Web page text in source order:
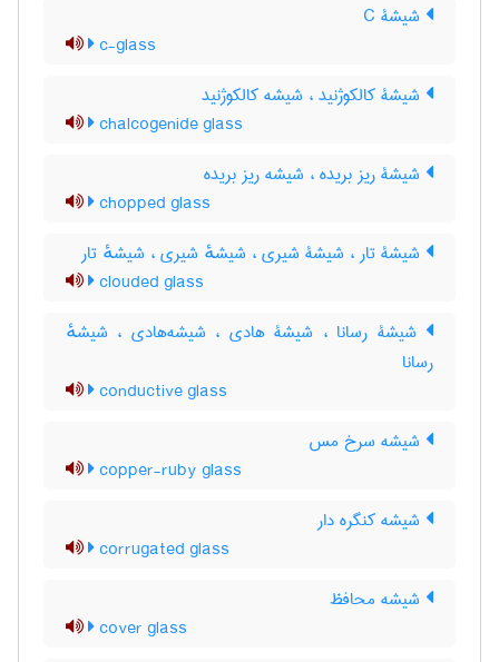
شیشۀ C
c-glass
شیشۀ کالکوژنید ، شیشه کالکوژنید
chalcogenide glass
شیشۀ ریز بریده ، شیشه ریز بریده
chopped glass
شیشۀ تار ، شیشۀ شیری ، شیشهٔ شیری ، شیشهٔ تار
clouded glass
شیشۀ رسانا ، شیشۀ هادی ، شیشه‌هادی ، شیشهٔ
رسانا
conductive glass
شیشه سرخ مس
copper-ruby glass
شیشه کنگره دار
corrugated glass
شیشه محافظ
cover glass